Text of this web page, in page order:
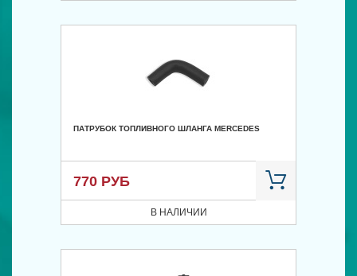
ПАТРУБОК ТОПЛИВНОГО ШЛАНГА MERCEDES
770 РУБ
В НАЛИЧИИ